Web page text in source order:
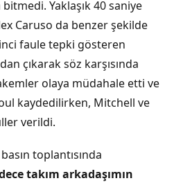
Tutumu
Yaklaşık 40 saniye
Caruso da benzer şekilde
faule tepki gösteren
çıkarak söz karşısında
olaya müdahale etti ve
kaydedilirken, Mitchell ve
verildi.
toplantısında
takım arkadaşımın